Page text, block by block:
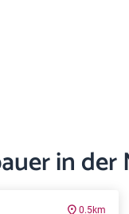
in der
0.5km